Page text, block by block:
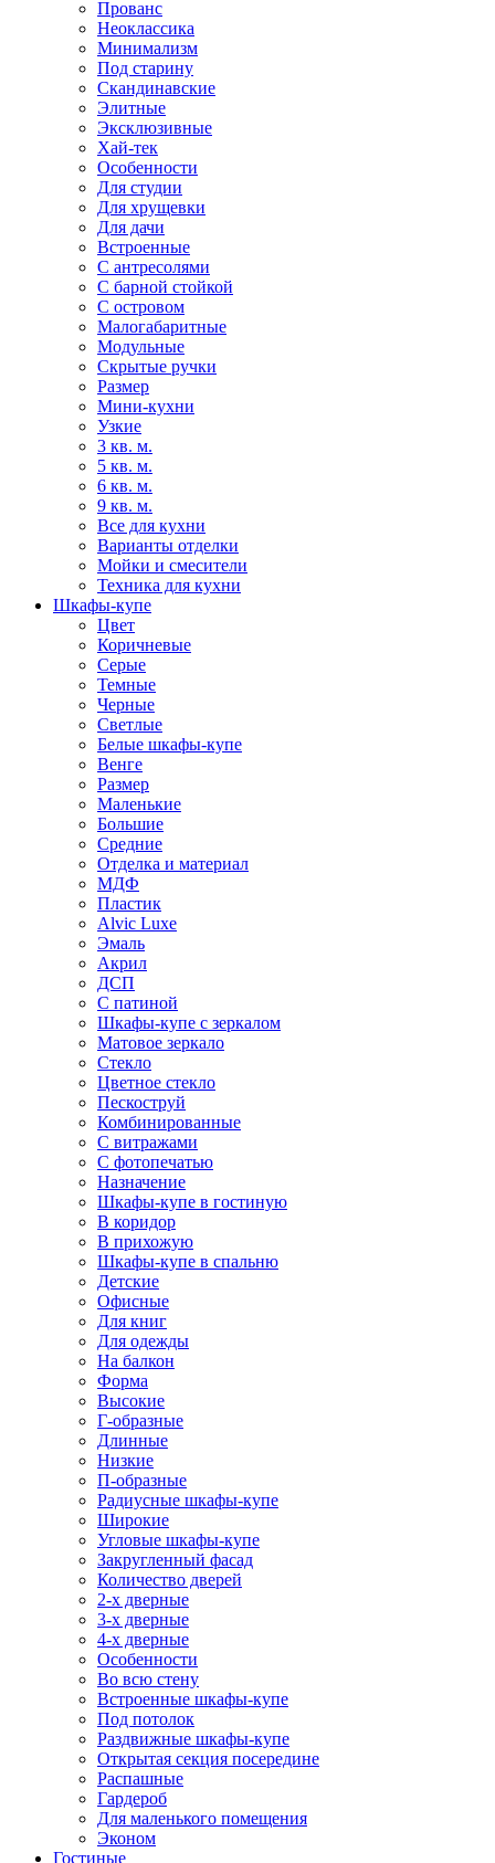
Прованс
Неоклассика
Минимализм
Под старину
Скандинавские
Элитные
Эксклюзивные
Хай-тек
Особенности
Для студии
Для хрущевки
Для дачи
Встроенные
С антресолями
С барной стойкой
С островом
Малогабаритные
Модульные
Скрытые ручки
Размер
Мини-кухни
Узкие
3 кв. м.
5 кв. м.
6 кв. м.
9 кв. м.
Все для кухни
Варианты отделки
Мойки и смесители
Техника для кухни
Шкафы-купе
Цвет
Коричневые
Серые
Темные
Черные
Светлые
Белые шкафы-купе
Венге
Размер
Маленькие
Большие
Средние
Отделка и материал
МДФ
Пластик
Alvic Luxe
Эмаль
Акрил
ДСП
С патиной
Шкафы-купе с зеркалом
Матовое зеркало
Стекло
Цветное стекло
Пескоструй
Комбинированные
С витражами
С фотопечатью
Назначение
Шкафы-купе в гостиную
В коридор
В прихожую
Шкафы-купе в спальню
Детские
Офисные
Для книг
Для одежды
На балкон
Форма
Высокие
Г-образные
Длинные
Низкие
П-образные
Радиусные шкафы-купе
Широкие
Угловые шкафы-купе
Закругленный фасад
Количество дверей
2-х дверные
3-х дверные
4-х дверные
Особенности
Во всю стену
Встроенные шкафы-купе
Под потолок
Раздвижные шкафы-купе
Открытая секция посередине
Распашные
Гардероб
Для маленького помещения
Эконом
Гостиные